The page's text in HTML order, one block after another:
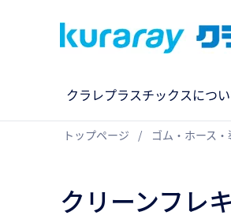
クラレプラスチックスにつ
トップページ ゴム・ホース
クリーンフレ